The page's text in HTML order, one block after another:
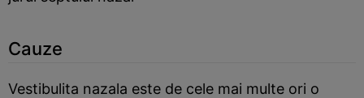
Cauze
Vestibulita nazala este de cele mai multe ori o